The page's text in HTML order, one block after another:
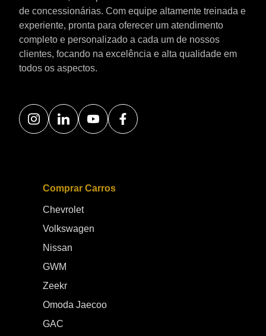
de concessionárias. Com equipe altamente treinada e
experiente, pronta para oferecer um atendimento
completo e personalizado a cada um de nossos
clientes, focando na excelência e alta qualidade em
todos os aspectos.
Comprar Carros
Chevrolet
Volkswagen
Nissan
GWM
Zeekr
Omoda Jaecoo
GAC